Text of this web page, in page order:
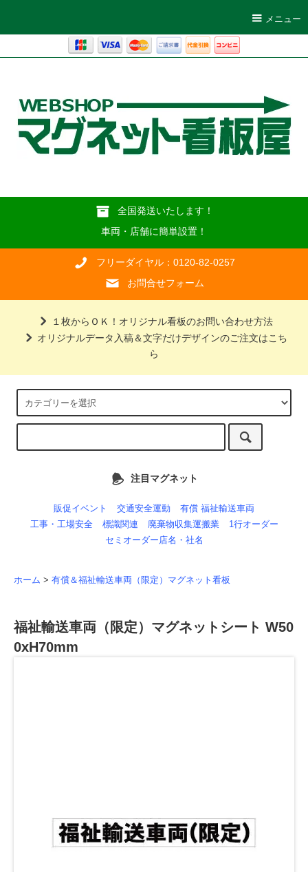
メニュー
全国発送いたします！
車両・店舗に簡単設置！
フリーダイヤル：0120-82-0257
お問合せフォーム
１枚からＯＫ！オリジナル看板のお問い合わせ方法
オリジナルデータ入稿＆文字だけデザインのご注文はこち
ら
注目マグネット
販促イベント 交通安全運動
有償 福祉輸送車両
工事・工場安全
標識関連 廃棄物収集運搬業
1行オーダー
セミオーダー店名・社名
ホーム > 有償＆福祉輸送車両（限定）マグネット看板
福祉輸送車両（限定）マグネットシート W50
0xH70mm